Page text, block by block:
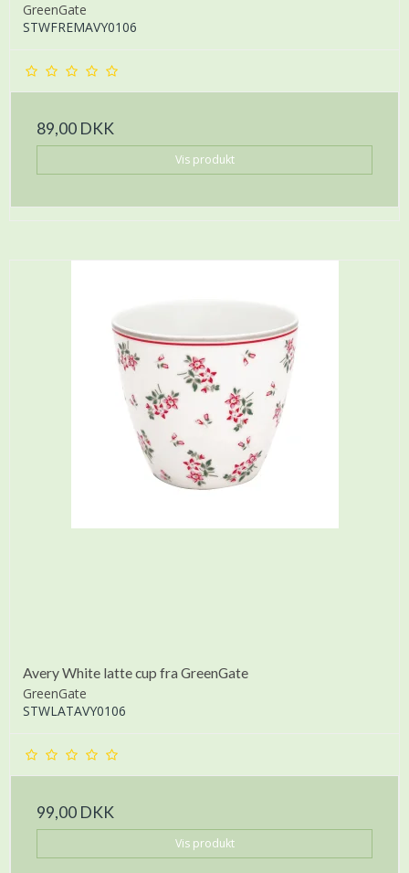
GreenGate
STWFREMAVY0106
89,00 DKK
Vis produkt
Avery White latte cup fra GreenGate
GreenGate
STWLATAVY0106
99,00 DKK
Vis produkt